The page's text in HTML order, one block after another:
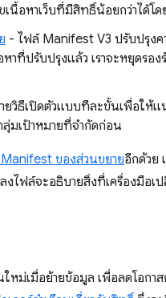
นื้อหาเว็บที่มีสิทธิ์น้อยกว่าได้โ
- ไฟล์ Manifest V3 ปรับปรุง
าที่ปรับปรุงแล้ว เราจะหยุดรอ
วิธีเปิดตัวแบบทีละขั้นเพื่อให้แ
มเป้าหมายที่จำกัดก่อน
ของส่วนขยายอีกด้วย
งไฟล์จะอธิบายสิ่งที่เครื่องมือเ
หม่เมื่อย้ายข้อมูล เพื่อลดโอก